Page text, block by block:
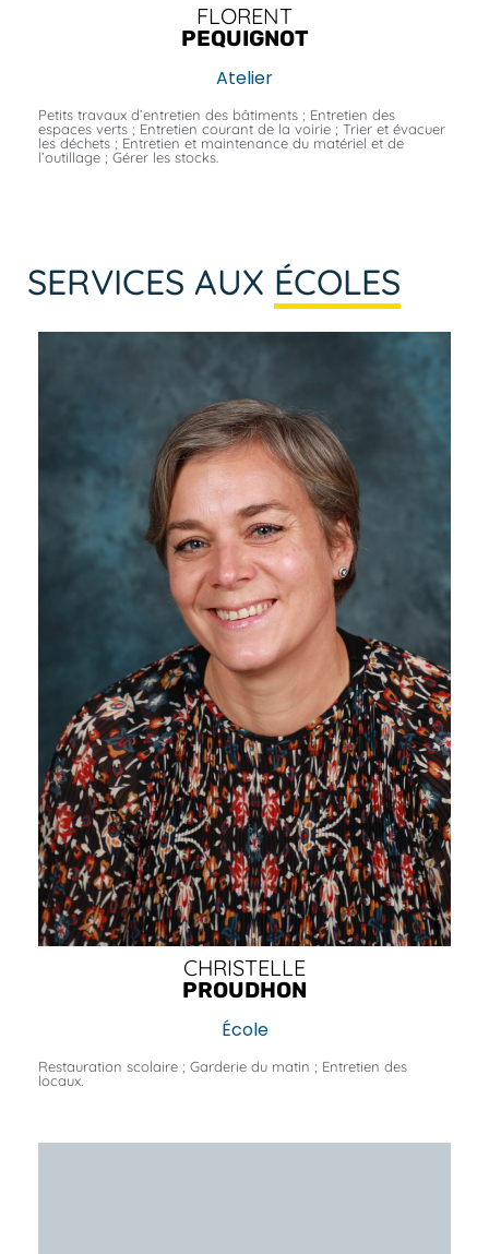
FLORENT
PEQUIGNOT
Atelier
Petits travaux d’entretien des bâtiments ; Entretien des
espaces verts ; Entretien courant de la voirie ; Trier et évacuer
les déchets ; Entretien et maintenance du matériel et de
l’outillage ; Gérer les stocks.
SERVICES AUX ÉCOLES
CHRISTELLE
PROUDHON
École
Restauration scolaire ; Garderie du matin ; Entretien des
locaux.